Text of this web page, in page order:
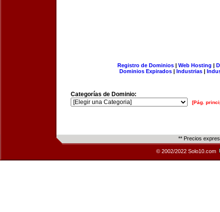
Registro de Dominios| Web Hosting |
Dominios Expirados | Industrias |
Categorías de Dominio:
[Pág.
** Precios
© 2002/2022 Solo10.com